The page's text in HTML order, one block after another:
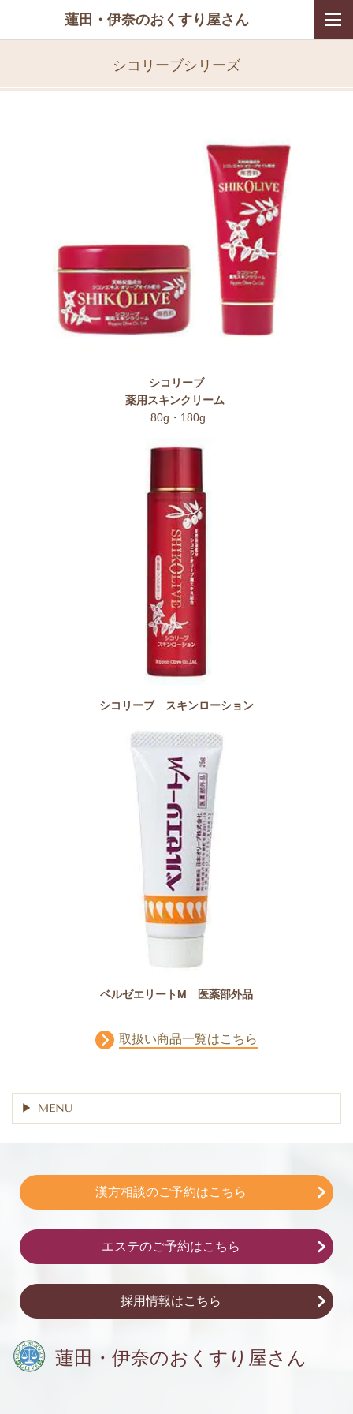
蓮田・伊奈のおくすり屋さん
シコリーブシリーズ
シコリーブ
薬用スキンクリーム
80g・180g
シコリーブ スキンローション
ベルゼエリートM 医薬部外品
取扱い商品一覧はこちら
MENU
漢方相談のご予約はこちら
エステのご予約はこちら
採用情報はこちら
蓮田・伊奈のおくすり屋さん